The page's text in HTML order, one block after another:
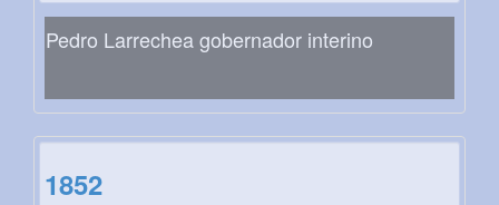
Pedro Larrechea gobernador interino
1852